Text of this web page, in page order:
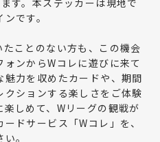
す。本ステッカーは現地で
です。
ことのない方も、この機会
ンからWコレに遊びに来て
魅力を収めたカードや、期間
ションする楽しさをご体験
しめて、Wリーグの観戦が
ドサービス「Wコレ」を、
。